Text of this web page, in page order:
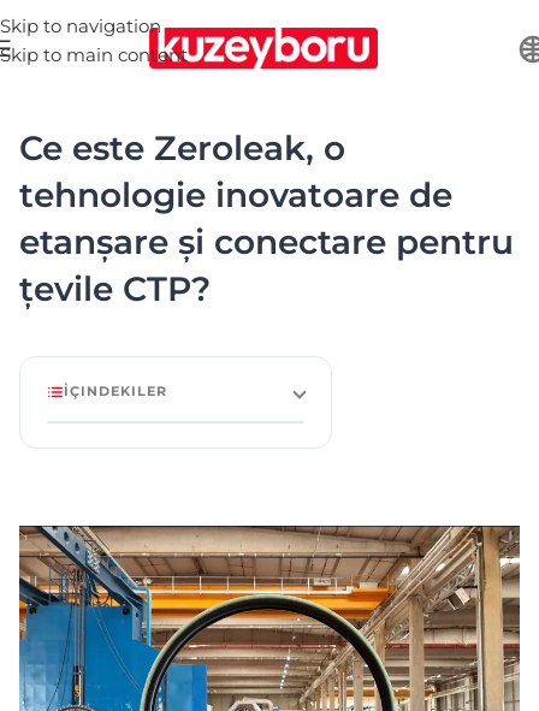
Skip to navigation
Skip to main content
Ce este Zeroleak, o
tehnologie inovatoare de
etanșare și conectare pentru
țevile CTP?
İÇINDEKILER